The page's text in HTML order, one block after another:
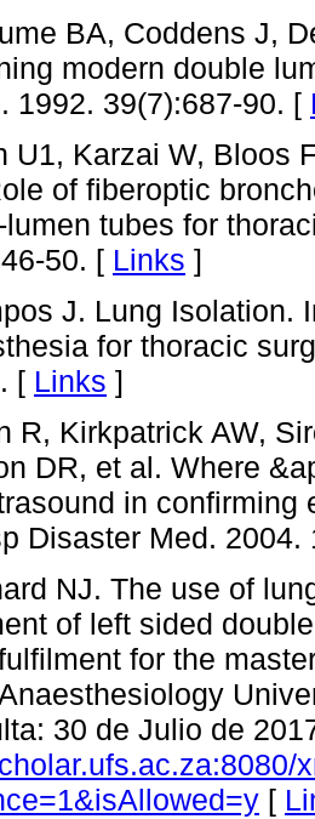
BA, Coddens J,
modern double
1992. 39(7):687-90. [
U1, Karzai W, Bloos
of fiberoptic
lumen tubes for
50. [ Links ]
J. Lung Isolation.
for thoracic
[ Links ]
R, Kirkpatrick AW,
DR, et al. Where
in confirming
Disaster Med.
NJ. The use of
of left sided
for the
30 de Julio de
[